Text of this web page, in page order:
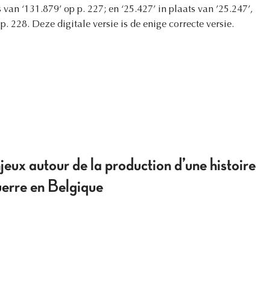
‘131.879’ op p. 227; en ‘25.427’ in plaats van ’25.247’,
p. 228. Deze digitale versie is de enige correcte versie.
autour de la production d’une histoire
en Belgique